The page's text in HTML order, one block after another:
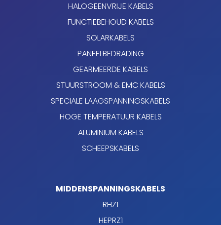
HALOGEENVRIJE KABELS
FUNCTIEBEHOUD KABELS
SOLARKABELS
PANEELBEDRADING
GEARMEERDE KABELS
STUURSTROOM & EMC KABELS
SPECIALE LAAGSPANNINGSKABELS
HOGE TEMPERATUUR KABELS
ALUMINIUM KABELS
SCHEEPSKABELS
MIDDENSPANNINGSKABELS
RHZ1
HEPRZ1